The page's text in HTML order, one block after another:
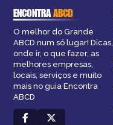
ENCONTRAABCD
O melhor do Grande
ABCD num só lugar! Dicas,
onde ir, o que fazer, as
melhores empresas,
locais, serviços e muito
mais no guia Encontra
ABCD